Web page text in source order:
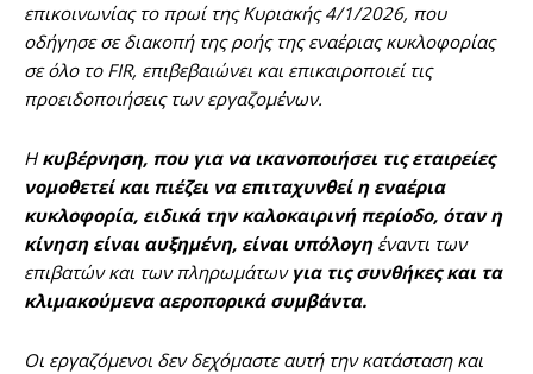
επικοινωνίας το πρωί της Κυριακής 4/1/2026, που
οδήγησε σε διακοπή της ροής της εναέριας κυκλοφορίας
σε όλο το FIR, επιβεβαιώνει και επικαιροποιεί τις
προειδοποιήσεις των εργαζομένων.
Ηκυβέρνηση, που για να ικανοποιήσει τις εταιρείες
νομοθετεί και πιέζει να επιταχυνθεί η εναέρια
κυκλοφορία, ειδικά την καλοκαιρινή περίοδο, όταν η
κίνηση είναι αυξημένη, είναι υπόλογηέναντι των
επιβατών και των πληρωμάτων για τις συνθήκες και τα
κλιμακούμενα αεροπορικά συμβάντα.
Οι εργαζόμενοι δεν δεχόμαστε αυτή την κατάσταση και